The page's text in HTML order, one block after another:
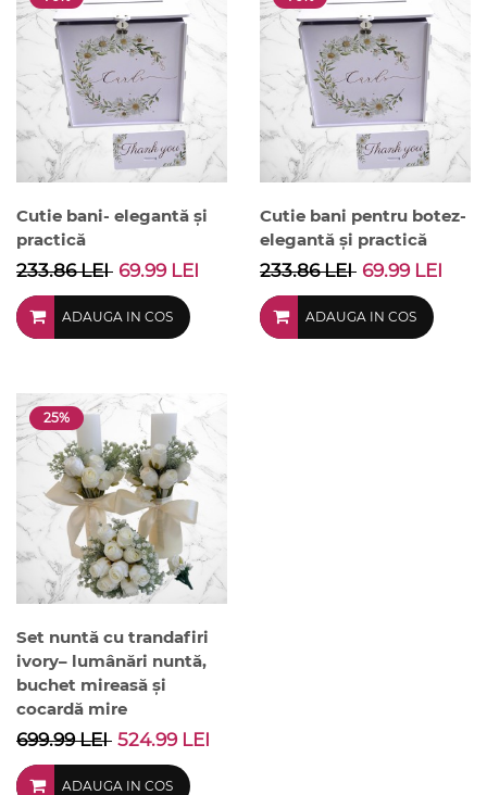
Cutie bani- elegantă și
practică
233.86 LEI 69.99 LEI
ADAUGA IN COS
Cutie bani pentru botez-
elegantă și practică
233.86 LEI 69.99 LEI
ADAUGA IN COS
25%
Set nuntă cu trandafiri
ivory– lumânări nuntă,
buchet mireasă și
cocardă mire
699.99 LEI 524.99 LEI
ADAUGA IN COS